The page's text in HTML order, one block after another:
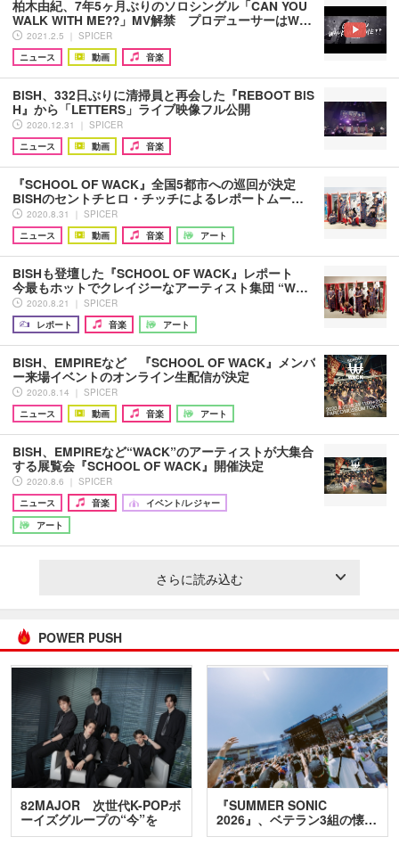
柏木由紀、7年5ヶ月ぶりのソロシングル「CAN YOU
WALK WITH ME??」MV解禁 プロデューサーはW…
2021.2.5 ｜ SPICER
ニュース
動画 音楽
BiSH、332日ぶりに清掃員と再会した『REBOOT BiS
H』から「LETTERS」ライブ映像フル公開
2020.12.31 ｜ SPICER
ニュース
動画 音楽
『SCHOOL OF WACK』全国5都市への巡回が決定
BiSHのセントチヒロ・チッチによるレポートムー…
2020.8.31 ｜ SPICER
ニュース
動画 音楽 アート
BiSHも登壇した『SCHOOL OF WACK』レポート
今最もホットでクレイジーなアーティスト集団 “W…
2020.8.21 ｜ SPICER
レポート
音楽 アート
BiSH、EMPiREなど 『SCHOOL OF WACK』メンバ
ー来場イベントのオンライン生配信が決定
2020.8.14 ｜ SPICER
ニュース
動画 音楽 アート
BiSH、EMPiREなど“WACK”のアーティストが大集合
する展覧会『SCHOOL OF WACK』開催決定
2020.8.6 ｜ SPICER
ニュース
音楽
イベント/レジャー
アート
さらに読み込む
POWER PUSH
82MAJOR 次世代K-POPボ
ーイズグループの“今”を
訊…
『SUMMER SONIC
2026』、ベテラン3組の懐…